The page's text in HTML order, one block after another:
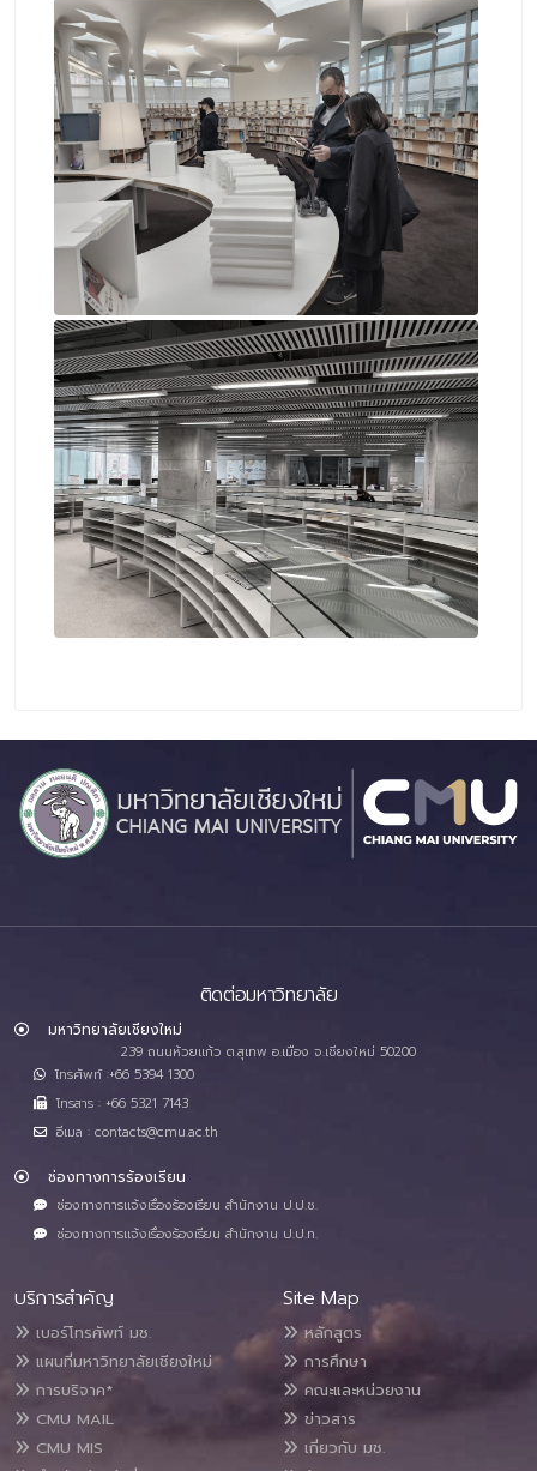
ติดต่อมหาวิทยาลัย
มหาวิทยาลัยเชียงใหม่
239 ถนนห้วยแก้ว ต.สุเทพ อ.เมือง จ.เชียงใหม่ 50200
โทรศัพท์ :+66 5394 1300
โทรสาร : +66 5321 7143
อีเมล : contacts@cmu.ac.th
ช่องทางการร้องเรียน
ช่องทางการแจ้งเรื่องร้องเรียน สำนักงาน ป.ป.ช.
ช่องทางการแจ้งเรื่องร้องเรียน สำนักงาน ป.ป.ท.
บริการสำคัญ
เบอร์โทรศัพท์ มช.
แผนที่มหาวิทยาลัยเชียงใหม่
การบริจาค*
CMU MAIL
CMU MIS
Site Map
หลักสูตร
การศึกษา
คณะและหน่วยงาน
ข่าวสาร
เกี่ยวกับ มช.